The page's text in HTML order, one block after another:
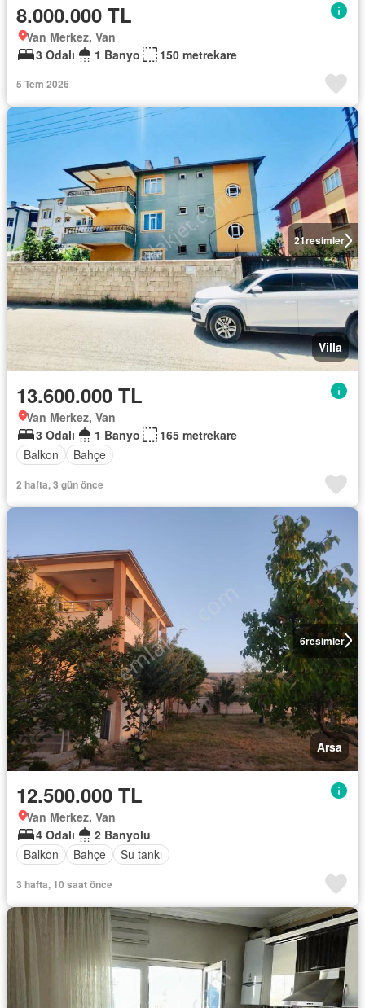
8.000.000 TL
Van Merkez, Van
3 Odalı
1 Banyo 150 metrekare
5 Tem 2026
21resimler
Villa
13.600.000 TL
Van Merkez, Van
3 Odalı
1 Banyo
165 metrekare
Balkon
Bahçe
2 hafta, 3 gün önce
6resimler
Arsa
12.500.000 TL
Van Merkez, Van
4 Odalı
2 Banyolu
Balkon
Bahçe Su tankı
3 hafta, 10 saat önce